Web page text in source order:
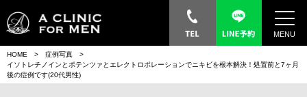
MENU
HOME
症例写真
イソトレチノインとポテンツァとエレクトロポレーションでニキビを根本解決！処置前と7ヶ月
後の症例です(20代男性)